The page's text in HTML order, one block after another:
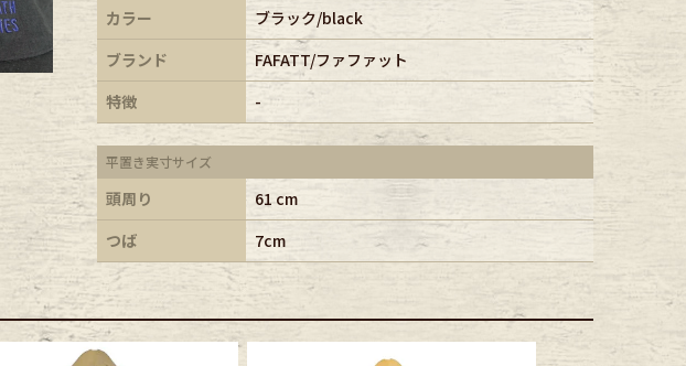
カラー
ブラック/black
ブランド
FAFATT/ファファット
特徴
-
平置き実寸サイズ
頭周り
61 cm
つば
7cm